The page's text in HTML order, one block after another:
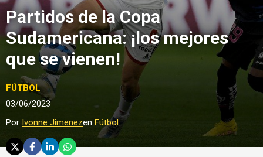
Partidos de la Copa
Sudamericana: ¡los mejores
que se vienen!
FÚTBOL
03/06/2023
Por Ivonne Jimenezen Fútbol